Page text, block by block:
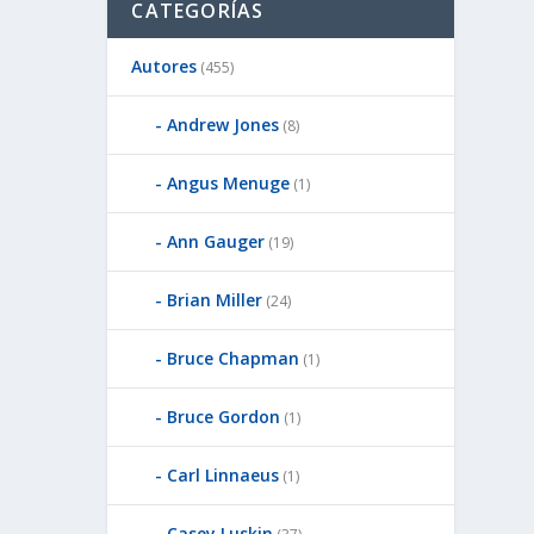
CATEGORÍAS
Autores (455)
Andrew Jones (8)
Angus Menuge (1)
Ann Gauger (19)
Brian Miller (24)
Bruce Chapman (1)
Bruce Gordon (1)
Carl Linnaeus (1)